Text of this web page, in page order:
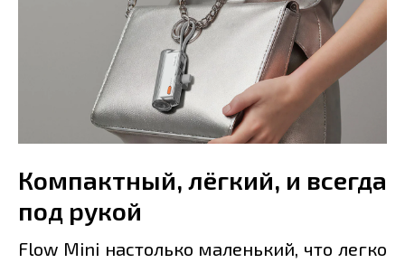
Компактный, лёгкий, и всегда
под рукой
Flow Mini настолько маленький, что легко